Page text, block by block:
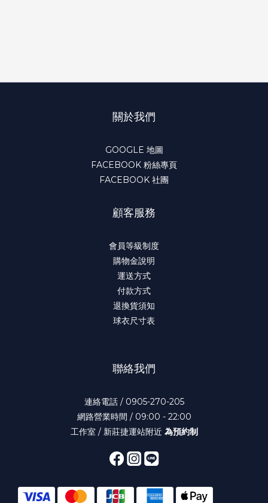
關於我們
GOOGLE 地圖
FACEBOOK 粉絲專頁
FACEBOOK 社團
顧客服務
會員等級制度
購物金說明
運送方式
付款方式
退換貨須知
球衣尺寸表
聯絡我們
連絡電話 / 0905-270-205
網路營業時間 / 09:00 - 22:00
工作室 / 新莊捷運站附近 為預約制